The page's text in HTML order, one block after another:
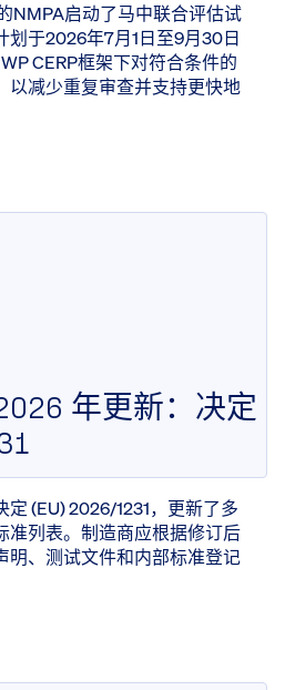
NMPA启动了马中联合评估试
划于2026年7月1日至9月30日
CERP框架下对符合条件的
以减少重复审查并支持更快地
年更新：决定
(EU) 2026/1231，更新了多
准列表。制造商应根据修订后
明、测试文件和内部标准登记